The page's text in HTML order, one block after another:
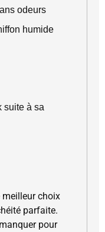
odeurs
humide
suite à sa
meilleur choix
parfaite.
pour